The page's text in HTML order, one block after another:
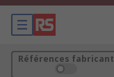
Références fabricant